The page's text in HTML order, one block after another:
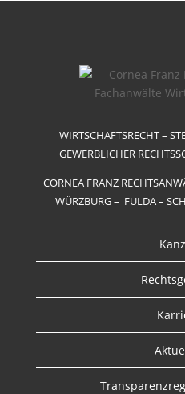
WIRTSCHAFTSRECHT –
GEWERBLICHER
CORNEA FRANZ
WÜRZBURG – FULDA –